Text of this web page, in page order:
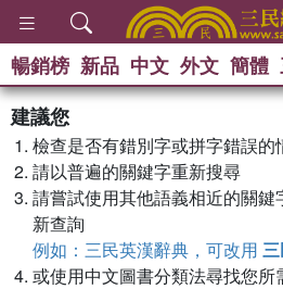
熱搜：
暢銷榜 新品 中文 外文 簡體
建議您
檢查是否有錯別字或拼字錯誤的
請以普遍的關鍵字重新搜尋
請嘗試使用其他語義相近的關
新查詢
例如：三民英漢辭典，可改用
或使用中文圖書分類法尋找您所